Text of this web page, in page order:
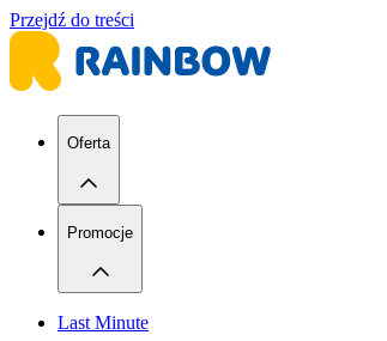
Przejdź do treści
Oferta
Promocje
Last Minute